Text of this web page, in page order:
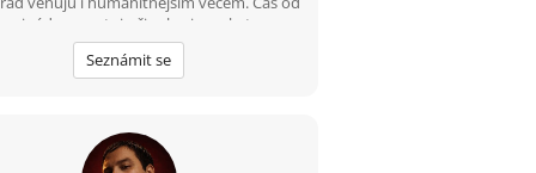
si rád zasportuju či zahraju na kytaru.
někoho sympatického s trochou
aby jsme si měli o čem povídat. :)
Seznámit se